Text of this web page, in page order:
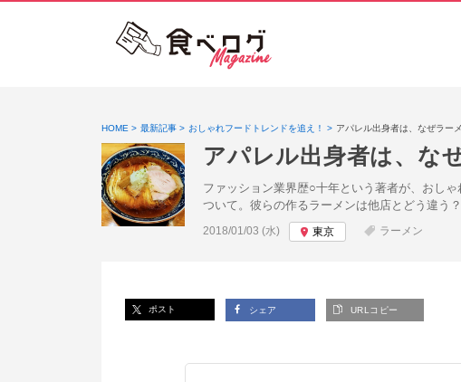
HOME 最新記事 おしゃれフードトレンドを追え！ アパレル出身者は、なぜラー
アパレル出身者は、な
ファッション業界歴○十年という著者が、おし
ついて。彼らの作るラーメンは他店とどう違う
投稿日:
2018/01/03 (水) 東京 ラーメン
ポスト シェア URLコピー